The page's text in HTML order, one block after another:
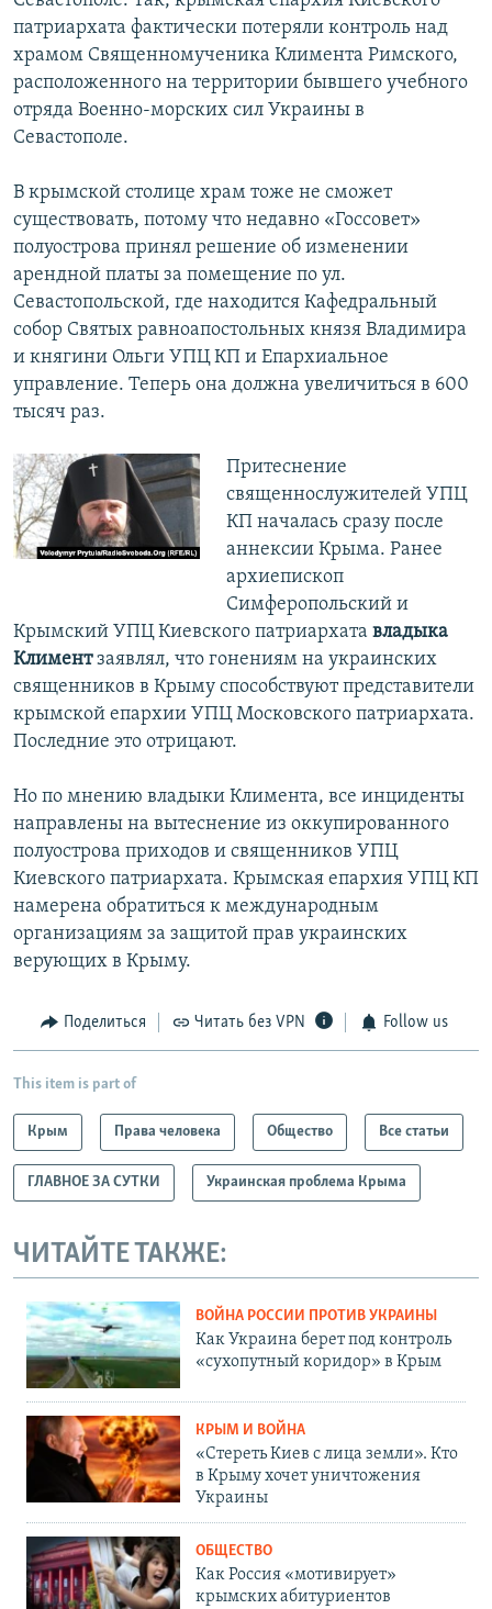
патриархата фактически потеряли контроль над
храмом Священномученика Климента Римского,
расположенного на территории бывшего учебного
отряда Военно-морских сил Украины в
Севастополе.
В крымской столице храм тоже не сможет
существовать, потому что недавно «Госсовет»
полуострова принял решение об изменении
арендной платы за помещение по ул.
Севастопольской, где находится Кафедральный
собор Святых равноапостольных князя Владимира
и княгини Ольги УПЦ КП и Епархиальное
управление. Теперь она должна увеличиться в 600
тысяч раз.
Притеснение
священнослужителей УПЦ
КП началась сразу после
аннексии Крыма. Ранее
архиепископ
Симферопольский и
Крымский УПЦ Киевского патриархата владыка
Климентзаявлял, что гонениям на украинских
священников в Крыму способствуют представители
крымской епархии УПЦ Московского патриархата.
Последние это отрицают.
Но по мнению владыки Климента, все инциденты
направлены на вытеснение из оккупированного
полуострова приходов и священников УПЦ
Киевского патриархата. Крымская епархия УПЦ КП
намерена обратиться к международным
организациям за защитой прав украинских
верующих в Крыму.
Поделиться Читать без VPN Follow us
This item is part of
Крым Права человека Общество Все статьи
ГЛАВНОЕ ЗА СУТКИ Украинская проблема Крыма
ЧИТАЙТЕ ТАКЖЕ:
ВОЙНА РОССИИ ПРОТИВ УКРАИНЫ
Как Украина берет под контроль
«сухопутный коридор» в Крым
КРЫМ И ВОЙНА
«Стереть Киев с лица земли». Кто
в Крыму хочет уничтожения
Украины
ОБЩЕСТВО
Как Россия «мотивирует»
крымских абитуриентов